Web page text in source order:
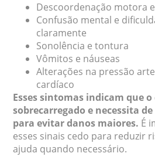
Descoordenação motora
Confusão mental e
claramente
Sonolência e tontura
Vômitos e náuseas
Alterações na pressão
cardíaco
Esses sintomas indicam que o
sobrecarregado e necessita
para evitar danos maiores. É
esses sinais cedo para reduzir
ajuda quando necessário.